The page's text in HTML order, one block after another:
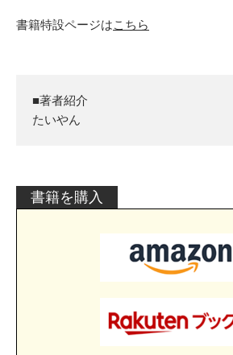
書籍特設ページはこちら
■著者紹介
たいやん
書籍を購入